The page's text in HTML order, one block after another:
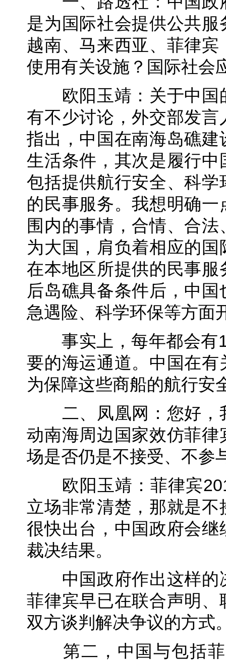
是为国际社会提供公共
越南、马来西亚、菲律
使用有关设施？国际社会
欧阳玉靖：关于中国
有不少讨论，外交部发
指出，中国在南海岛礁
生活条件，其次是履行
包括提供航行安全、科
的民事服务。我想明确
围内的事情，合情、合
为大国，肩负着相应的
在本地区所提供的民事
后岛礁具备条件后，中
急遇险、科学环保等方面
事实上，每年都会有
要的海运通道。中国在
为保障这些商船的航行安
二、凤凰网：您好，
动南海周边国家效仿菲
场是否仍是不接受、不参
欧阳玉靖：菲律宾
立场非常清楚，那就是
很快出台，中国政府会
裁决结果。
中国政府作出这样的
菲律宾早已在联合声明
双方谈判解决争议的方式
第二，中国与包括菲